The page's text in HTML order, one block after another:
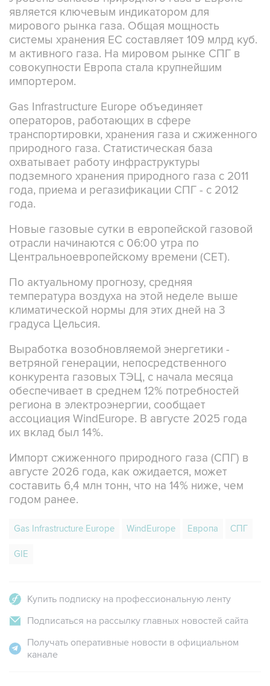
является ключевым индикатором для
мирового рынка газа. Общая мощность
системы хранения ЕС составляет 109 млрд куб.
м активного газа. На мировом рынке СПГ в
совокупности Европа стала крупнейшим
импортером.
Gas Infrastructure Europe объединяет
операторов, работающих в сфере
транспортировки, хранения газа и сжиженного
природного газа. Статистическая база
охватывает работу инфраструктуры
подземного хранения природного газа с 2011
года, приема и регазификации СПГ - с 2012
года.
Новые газовые сутки в европейской газовой
отрасли начинаются c 06:00 утра по
Центральноевропейскому времени (CET).
По актуальному прогнозу, средняя
температура воздуха на этой неделе выше
климатической нормы для этих дней на 3
градуса Цельсия.
Выработка возобновляемой энергетики -
ветряной генерации, непосредственного
конкурента газовых ТЭЦ, с начала месяца
обеспечивает в среднем 12% потребностей
региона в электроэнергии, сообщает
ассоциация WindEurope. В августе 2025 года
их вклад был 14%.
Импорт сжиженного природного газа (СПГ) в
августе 2026 года, как ожидается, может
составить 6,4 млн тонн, что на 14% ниже, чем
годом ранее.
Gas Infrastructure Europe WindEurope Европа СПГ
GIE
Купить подписку на профессиональную ленту
Подписаться на рассылку главных новостей сайта
Получать оперативные новости в официальном
канале